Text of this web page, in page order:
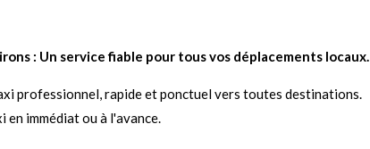
: Un service fiable pour tous vos déplacements locaux.
professionnel, rapide et ponctuel vers toutes destinations.
en immédiat ou à l'avance.